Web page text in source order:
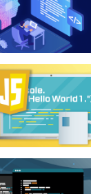
ありません）